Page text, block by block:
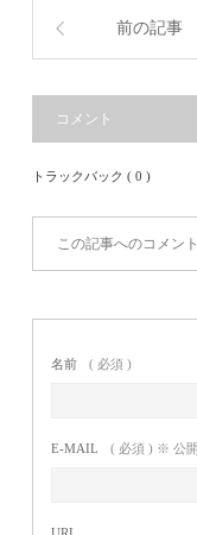
前の記事
コメント
トラックバック ( 0 )
この記事へのコメン
名前 ( 必須 )
E-MAIL ( 必須 ) ※ 公